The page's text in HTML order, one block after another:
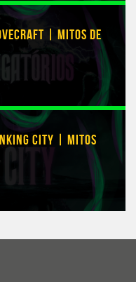
| MITOS DE
CITY | MITOS